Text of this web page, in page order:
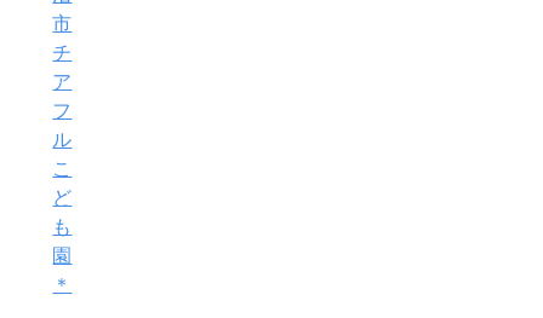
市
チ
ア
フ
ル
こ
ど
も
園
＊